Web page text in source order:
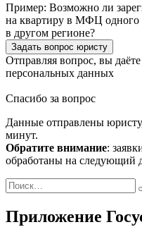
Пример: Возможно ли
на квартиру в МФЦ одного
в другом регионе?
Задать вопрос юристу
Отправляя вопрос, вы даёте
персональных данных
Спасибо за вопрос
Данные отправлены
минут.
Обратите внимание:
обработаны на следующий
Поиск
Приложение